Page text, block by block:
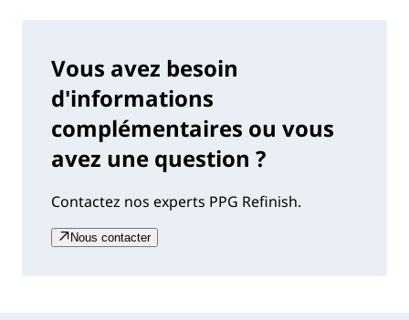
Vous avez besoin
d'informations
complémentaires ou vous
avez une question ?
Contactez nos experts PPG Refinish.
Nous contacter